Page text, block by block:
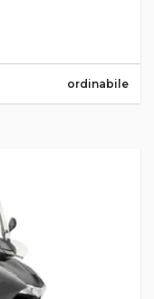
ordinabile